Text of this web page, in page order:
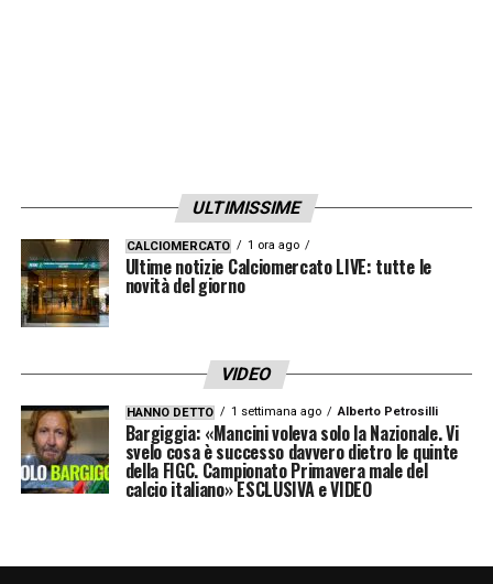
BERCIGLI – NUZZI
IV: PRONTERA
PORDENONE – V. ENTELLA h. 12.30
MERAVIGLIA
LO CICERO – LOMBARDO
REGGIANA – BRESCIA h. 17.00
RAPUANO
ULTIMISSIME
CALCIOMERCATO 1 ora ago
Ultime notizie Calciomercato LIVE: tutte le
novità del giorno
VIDEO
HANNO DETTO 1 settimana ago Alberto Petrosilli
Bargiggia: «Mancini voleva solo la Nazionale. Vi
svelo cosa è successo davvero dietro le quinte
della FIGC. Campionato Primavera male del
calcio italiano» ESCLUSIVA e VIDEO